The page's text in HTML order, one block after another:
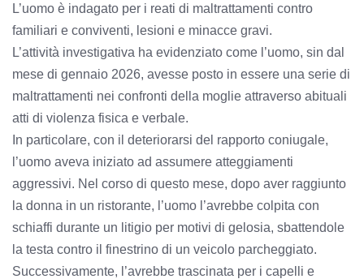
L’uomo è indagato per i reati di maltrattamenti contro
familiari e conviventi, lesioni e minacce gravi.
L’attività investigativa ha evidenziato come l’uomo, sin dal
mese di gennaio 2026, avesse posto in essere una serie di
maltrattamenti nei confronti della moglie attraverso abituali
atti di violenza fisica e verbale.
In particolare, con il deteriorarsi del rapporto coniugale,
l’uomo aveva iniziato ad assumere atteggiamenti
aggressivi. Nel corso di questo mese, dopo aver raggiunto
la donna in un ristorante, l’uomo l’avrebbe colpita con
schiaffi durante un litigio per motivi di gelosia, sbattendole
la testa contro il finestrino di un veicolo parcheggiato.
Successivamente, l’avrebbe trascinata per i capelli e